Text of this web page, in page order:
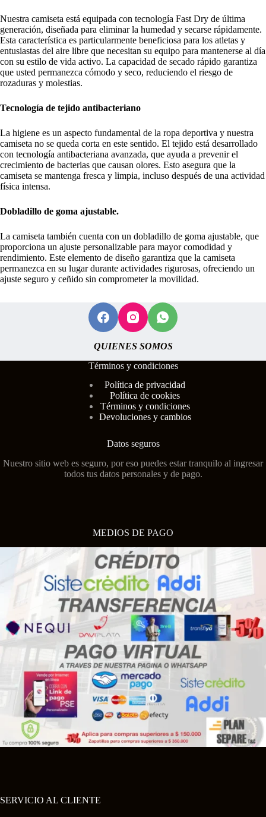
Nuestra camiseta está equipada con tecnología Fast Dry de última
generación, diseñada para eliminar la humedad y secarse rápidamente.
Esta característica es particularmente beneficiosa para los atletas y
entusiastas del aire libre que necesitan su equipo para mantenerse al día
con su estilo de vida activo. La capacidad de secado rápido garantiza
que usted permanezca cómodo y seco, reduciendo el riesgo de
rozaduras y molestias.
Tecnología de tejido antibacteriano
La higiene es un aspecto fundamental de la ropa deportiva y nuestra
camiseta no se queda corta en este sentido. El tejido está desarrollado
con tecnología antibacteriana avanzada, que ayuda a prevenir el
crecimiento de bacterias que causan olores. Esto asegura que la
camiseta se mantenga fresca y limpia, incluso después de una actividad
física intensa.
Dobladillo de goma ajustable.
La camiseta también cuenta con un dobladillo de goma ajustable, que
proporciona un ajuste personalizable para mayor comodidad y
rendimiento. Este elemento de diseño garantiza que la camiseta
permanezca en su lugar durante actividades rigurosas, ofreciendo un
ajuste seguro y ceñido sin comprometer la movilidad.
QUIENES SOMOS
Términos y condiciones
Política de privacidad
Política de cookies
Términos y condiciones
Devoluciones y cambios
Datos seguros
Nuestro sitio web es seguro, por eso puedes estar tranquilo al ingresar
todos tus datos personales y de pago.
MEDIOS DE PAGO
SERVICIO AL CLIENTE